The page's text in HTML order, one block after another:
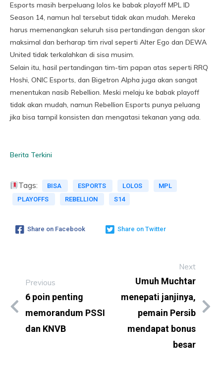
Esports masih berpeluang lolos ke babak playoff MPL ID
Season 14, namun hal tersebut tidak akan mudah. Mereka
harus memenangkan seluruh sisa pertandingan dengan skor
maksimal dan berharap tim rival seperti Alter Ego dan DEWA
United tidak terkalahkan di sisa musim.
Selain itu, hasil pertandingan tim-tim papan atas seperti RRQ
Hoshi, ONIC Esports, dan Bigetron Alpha juga akan sangat
menentukan nasib Rebellion. Meski melaju ke babak playoff
tidak akan mudah, namun Rebellion Esports punya peluang
jika bisa tampil konsisten dan mengatasi tekanan yang ada.
Berita Terkini
Tags: BISA ESPORTS LOLOS
MPL
PLAYOFFS
REBELLION S14
Share on Facebook Share on Twitter
Previous
6 poin penting
memorandum PSSI
dan KNVB
Next
Umuh Muchtar
menepati janjinya,
pemain Persib
mendapat bonus
besar